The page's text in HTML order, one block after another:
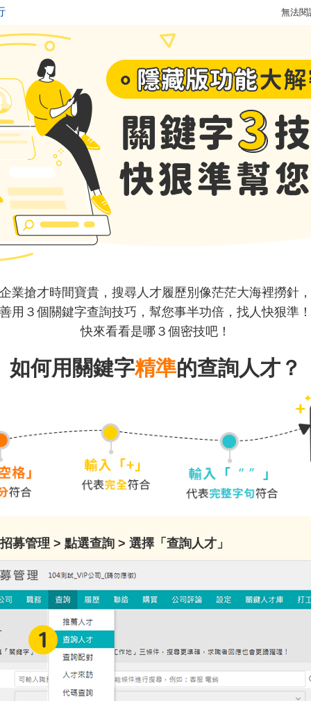
無法閱
企業搶才時間寶貴，搜尋人才履歷別像茫茫大海裡撈針，
善用３個關鍵字查詢技巧，幫您事半功倍，找人快狠準！
快來看看是哪３個密技吧！
如何用關鍵字精準的查詢人才？
募管理 > 點選查詢 > 選擇「查詢人才」